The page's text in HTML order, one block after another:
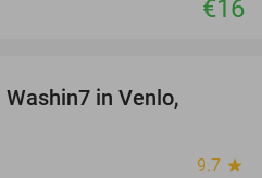
€16
in Venlo,
9.7 star